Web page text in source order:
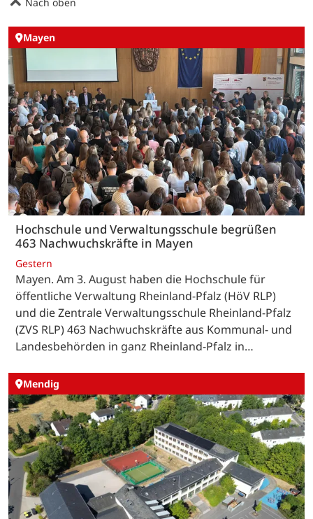
Mayen
Hochschule und Verwaltungsschule begrüßen
463 Nachwuchskräfte in Mayen
Gestern
Mayen. Am 3. August haben die Hochschule für
öffentliche Verwaltung Rheinland-Pfalz (HöV RLP)
und die Zentrale Verwaltungsschule Rheinland-Pfalz
(ZVS RLP) 463 Nachwuchskräfte aus Kommunal- und
Landesbehörden in ganz Rheinland-Pfalz in…
Mendig